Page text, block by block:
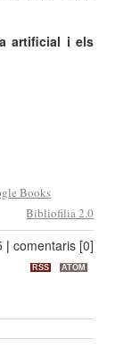
artificial i els
Books
Bibliofilia 2.0
|comentaris [0]
RSS ATOM